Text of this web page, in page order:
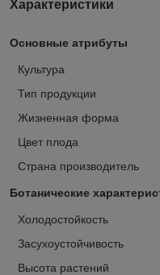
Характеристики
Основные атрибуты
Культура
Тип продукции
Жизненная форма
Цвет плода
Страна производитель
Ботанические
Холодостойкость
Засухоустойчивость
Высота растений